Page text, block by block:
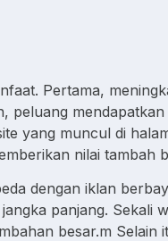
Pertama,
peluang
yang muncul di
nilai tambah
dengan iklan
panjang. Sekali
besar.m Selain